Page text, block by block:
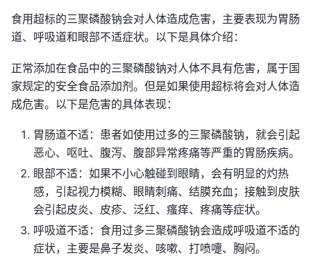
食用超标的三聚磷酸钠会对人体造成危害，主要表现为胃肠
道、呼吸道和眼部不适症状。以下是具体介绍：
正常添加在食品中的三聚磷酸钠对人体不具有危害，属于国
家规定的安全食品添加剂。但是如果使用超标将会对人体造
成危害。以下是危害的具体表现：
胃肠道不适：患者如使用过多的三聚磷酸钠，就会引起
恶心、呕吐、腹泻、腹部异常疼痛等严重的胃肠疾病。
眼部不适：如果不小心触碰到眼睛，会有明显的灼热
感，引起视力模糊、眼睛刺痛、结膜充血；接触到皮肤
会引起皮炎、皮疹、泛红、瘙痒、疼痛等症状。
呼吸道不适：食用过多三聚磷酸钠会造成呼吸道不适的
症状，主要是鼻子发炎、咳嗽、打喷嚏、胸闷。